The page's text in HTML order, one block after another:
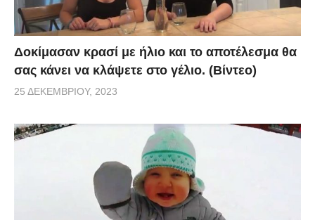
Δοκίμασαν κρασί με ήλιο και το αποτέλεσμα θα
σας κάνει να κλάψετε στο γέλιο. (Βίντεο)
25 ΔΕΚΕΜΒΡΊΟΥ, 2023